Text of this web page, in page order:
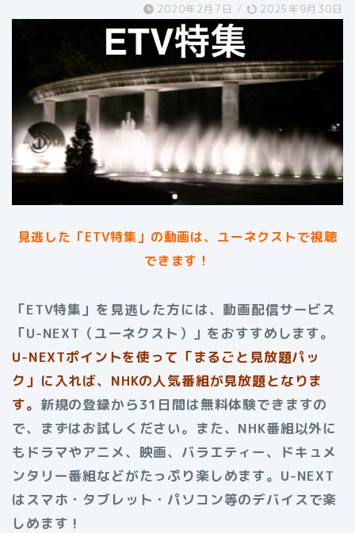
2020年2月7日 / 2025年9月30日
見逃した「ETV特集」の動画は、ユーネクストで視聴
できます！
「ETV特集」を見逃した方には、動画配信サービス
「U-NEXT（ユーネクスト）」をおすすめします。
U-NEXTポイントを使って「まるごと見放題パッ
ク」に入れば、NHKの人気番組が見放題となりま
す。 新規の登録から31日間は無料体験できますの
で、まずはお試しください。また、NHK番組以外に
もドラマやアニメ、映画、バラエティー、ドキュメ
ンタリー番組などがたっぷり楽しめます。U-NEXT
はスマホ・タブレット・パソコン等のデバイスで楽
しめます！